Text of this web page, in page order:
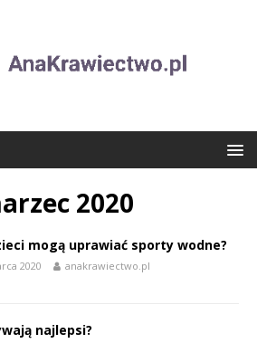
2020
mogą uprawiać sporty wodne?
2020 anakrawiectwo.pl
najlepsi?